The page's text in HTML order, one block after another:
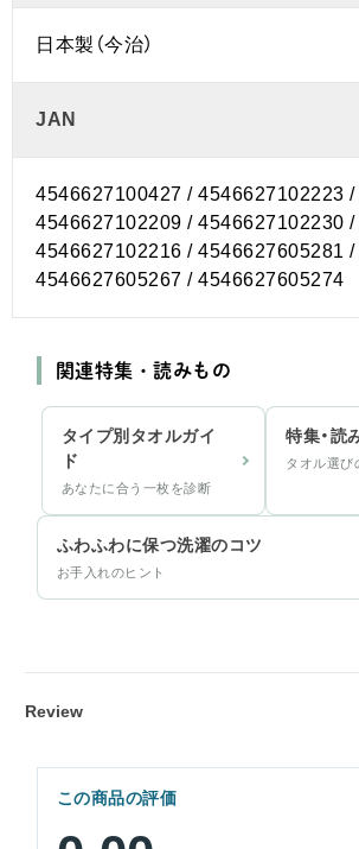
日本製（今治）
JAN
4546627100427 / 4546627102223 /
4546627102209 / 4546627102230 /
4546627102216 / 4546627605281 /
4546627605267 / 4546627605274
関連特集・読みもの
タイプ別タオルガイ
ド
あなたに合う一枚を診断
特集・読
タオル選び
ふわふわに保つ洗濯のコツ
お手入れのヒント
Review
この商品の評価